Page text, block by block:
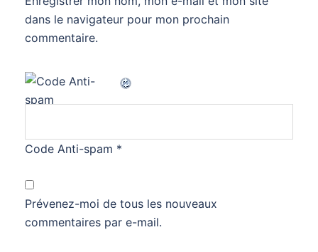
dans le navigateur pour mon prochain
commentaire.
Code Anti-spam *
Prévenez-moi de tous les nouveaux
commentaires par e-mail.